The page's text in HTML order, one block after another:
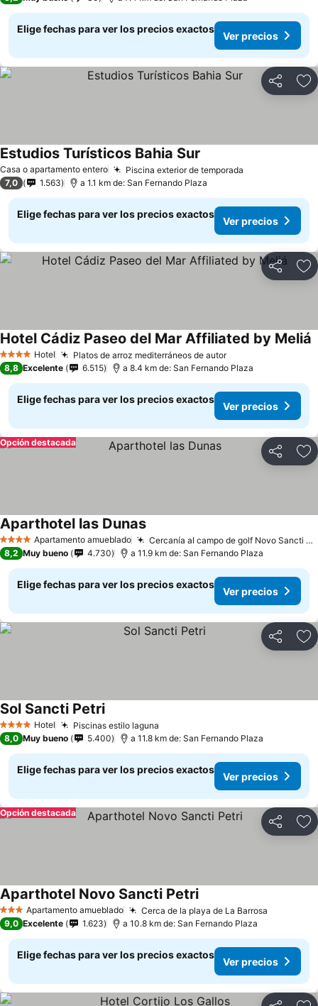
Elige fechas para ver los precios exactos
Ver precios
Compartir
Casa o apartamento entero Piscina exterior de temporada
Estudios Turísticos Bahia Sur
7,0 1.563 a 1.1 km de: San Fernando Plaza
Elige fechas para ver los precios exactos
Ver precios
Compartir
4 EstrellasHotel Platos de arroz mediterráneos de autor
Hotel Cádiz Paseo del Mar Affiliated by Meliá
8,8 Excelente 6.515 a 8.4 km de: San Fernando Plaza
Elige fechas para ver los precios exactos
Ver precios
Compartir
Opción destacada
4 EstrellasApartamento amueblado Cercanía al campo de golf Novo Sancti Petri
Aparthotel las Dunas
8,2 Muy bueno 4.730 a 11.9 km de: San Fernando Plaza
Elige fechas para ver los precios exactos
Ver precios
Compartir
4 EstrellasHotel Piscinas estilo laguna
Sol Sancti Petri
8,0 Muy bueno 5.400 a 11.8 km de: San Fernando Plaza
Elige fechas para ver los precios exactos
Ver precios
Compartir
Opción destacada
3 EstrellasApartamento amueblado Cerca de la playa de La Barrosa
Aparthotel Novo Sancti Petri
9,0 Excelente 1.623 a 10.8 km de: San Fernando Plaza
Elige fechas para ver los precios exactos
Ver precios